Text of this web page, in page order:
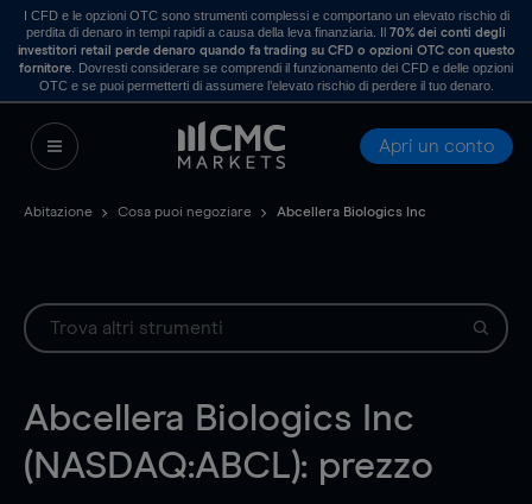
I CFD e le opzioni OTC sono strumenti complessi e comportano un elevato rischio di
perdita di denaro in tempi rapidi a causa della leva finanziaria. Il70% dei conti degli
investitori retail perde denaro quando fa trading su CFD o opzioni OTC con questo
fornitore . Dovresti considerare se comprendi il funzionamento dei CFD e delle opzioni
OTC e se puoi permetterti di assumere l’elevato rischio di perdere il tuo denaro.
Apri un conto
Abitazione Cosa puoi negoziare Abcellera Biologics Inc
Abcellera Biologics Inc
(NASDAQ:ABCL): prezzo